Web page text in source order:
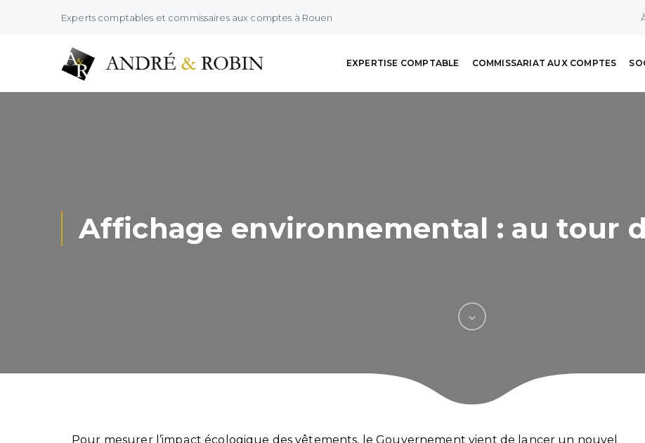
Experts comptables et commissaires aux comptes à Rouen
EXPERTISE COMPTABLE COMMISSARIAT AUX COMPTES
Affichage environnemental : au tour
Pour mesurer l’impact écologique des vêtements, le Gouvernement vient de lancer un nouvel